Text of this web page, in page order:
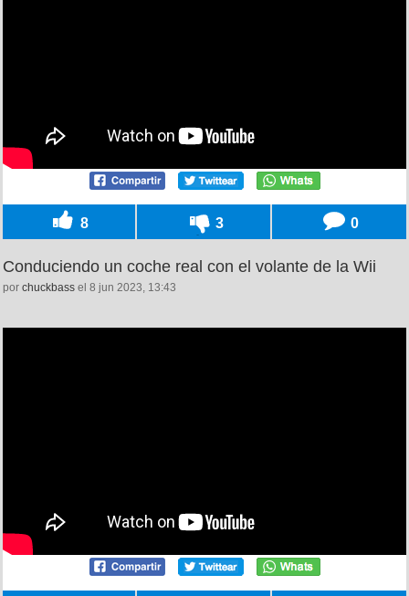
8 3 0
Conduciendo un coche real con el volante de la Wii
por chuckbass el 8 jun 2023, 13:43